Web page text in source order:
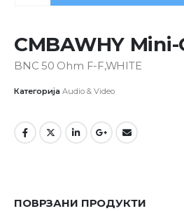
CMBAWHY
BNC 50 Ohm F-F,WHITE
Категорија Audio & Video
ПОВРЗАНИ ПРОДУКТИ